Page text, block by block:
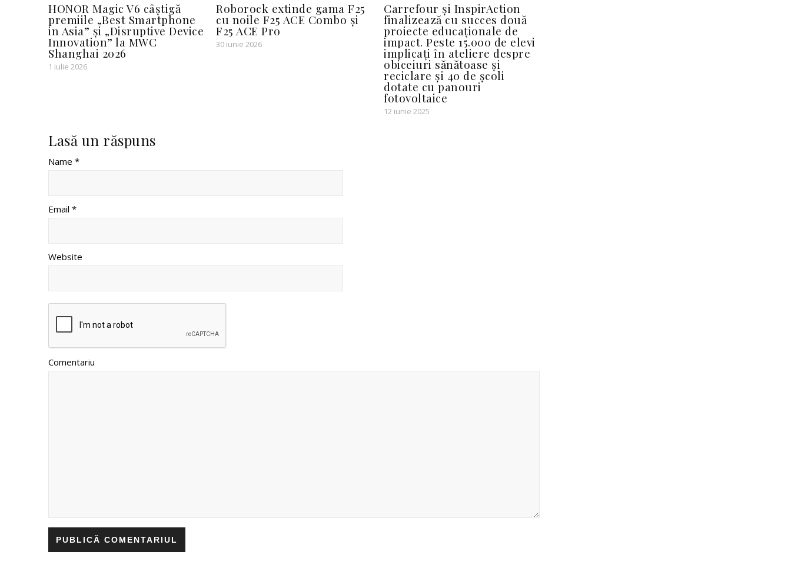
HONOR Magic V6 câștigă
premiile „Best Smartphone
in Asia” și „Disruptive Device
Innovation” la MWC
Shanghai 2026
1 iulie 2026
Roborock extinde gama F25
cu noile F25 ACE Combo și
F25 ACE Pro
30 iunie 2026
Carrefour și InspirAction
finalizează cu succes două
proiecte educaționale de
impact. Peste 15.000 de elevi
implicați în ateliere despre
obiceiuri sănătoase și
reciclare și 40 de școli
dotate cu panouri
fotovoltaice
12 iunie 2025
Lasă un răspuns
Name *
Email *
Website
Comentariu